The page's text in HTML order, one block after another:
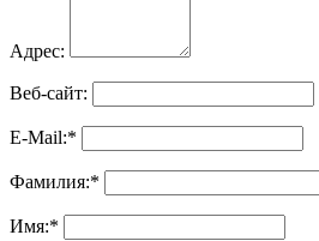
Адрес:
Веб-сайт:
E-Mail:*
Фамилия:*
Имя:*